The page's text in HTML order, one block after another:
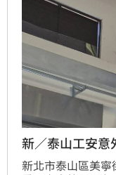
新／泰山工安意
新北市泰山區美